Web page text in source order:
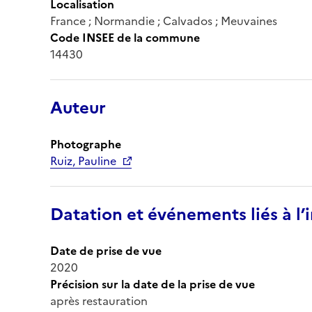
Localisation
France ; Normandie ; Calvados ; Meuvaines
Code INSEE de la commune
14430
Auteur
Photographe
Ruiz, Pauline
Datation et événements liés à
Date de prise de vue
2020
Précision sur la date de la prise de vue
après restauration